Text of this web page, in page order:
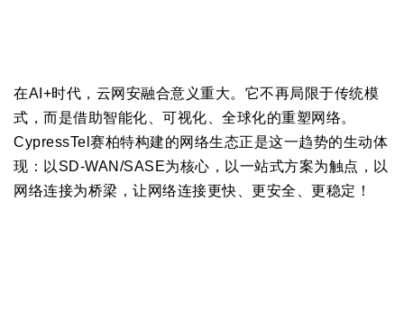
在AI+时代，云网安融合意义重大。它不再局限于传统模
式，而是借助智能化、可视化、全球化的重塑网络。
CypressTel 赛柏特构建的网络生态正是这一趋势的生动体
现：以SD-WAN/SASE为核心，以一站式方案为触点，以
网络连接为桥梁，让网络连接更快、更安全、更稳定！